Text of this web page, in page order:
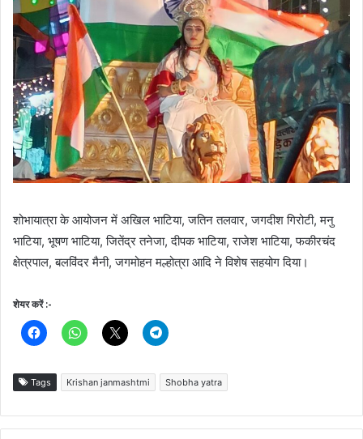
शोभायात्रा के आयोजन में अखिल भाटिया, जतिन तलवार, जगदीश गिरोटी, मनु
भाटिया, भूषण भाटिया, जितेंद्र तनेजा, दीपक भाटिया, राजेश भाटिया, फकीरचंद
क्षेत्रपाल, बलविंदर मैनी, जगमोहन मल्होत्रा आदि ने विशेष सहयोग दिया।
शेयर करें :-
Tags Krishan janmashtmi Shobha yatra